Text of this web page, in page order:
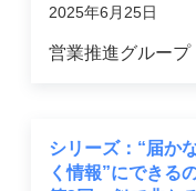
2025年6月25日
営業推進グループ
シリーズ：“届か
く情報”にできる